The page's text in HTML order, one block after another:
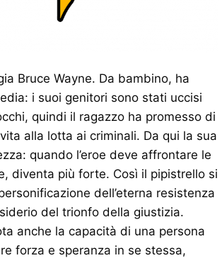
Bruce Wayne. Da bambino, ha
i suoi genitori sono stati uccisi
quindi il ragazzo ha promesso di
alla lotta ai criminali. Da qui la sua
quando l’eroe deve affrontare le
diventa più forte. Così il pipistrello si
dell’eterna resistenza
del trionfo della giustizia.
anche la capacità di una persona
forza e speranza in se stessa,